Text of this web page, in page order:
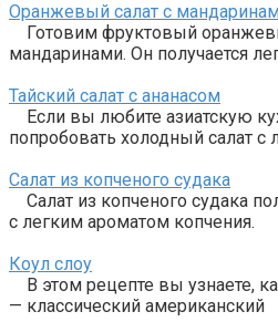
Оранжевый салат с
Готовим фруктовый
мандаринами. Он получается
Тайский салат с ананасом
Если вы любите азиатскую
попробовать холодный салат с
Салат из копченого судака
Салат из копченого судака
с легким ароматом копчения.
Коул слоу
В этом рецепте вы узнаете,
— классический американский